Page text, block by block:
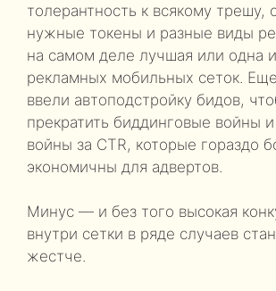
толерантность к всякому трешу,
нужные токены и разные виды
на самом деле лучшая или одна
рекламных мобильных сеток.
ввели автоподстройку бидов,
прекратить биддинговые войны и
войны за CTR, которые гораздо
экономичны для адвертов.
Минус — и без того высокая
внутри сетки в ряде случаев
жестче.